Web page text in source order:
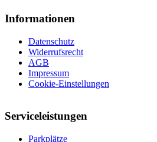
Informationen
Datenschutz
Widerrufsrecht
AGB
Impressum
Cookie-Einstellungen
Serviceleistungen
Parkplätze